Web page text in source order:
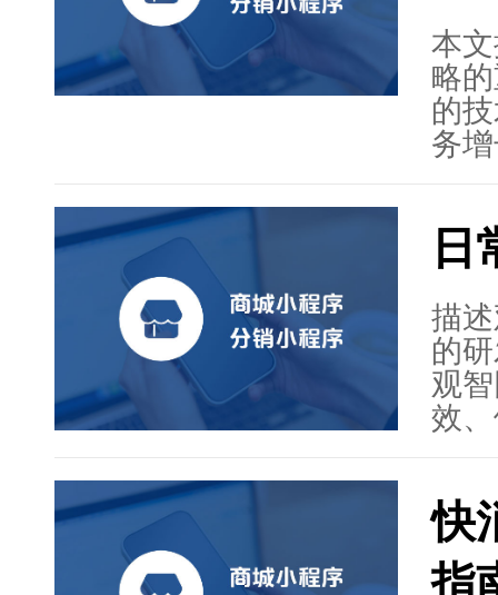
本
略
的
务
用
交
线
绍
结
服
日
描
的
观
效
户
种
同
快
指